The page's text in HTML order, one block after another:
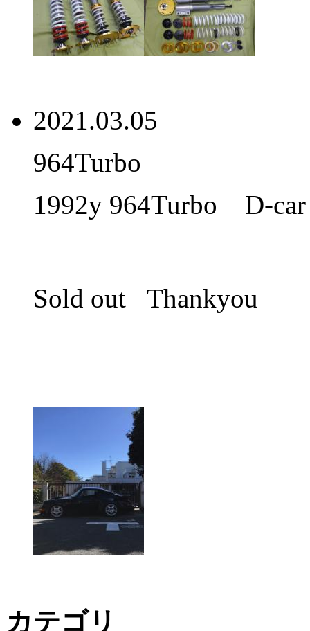
2021.03.05
964Turbo
1992y 964Turbo D-
Sold out Thankyou
カテゴリ